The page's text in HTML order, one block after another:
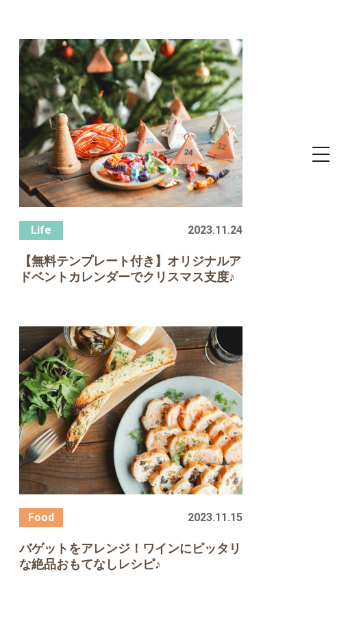
【無料テンプレート付き】オリジナルア
ドベントカレンダーでクリスマス支度♪
2023.11.24
バゲットをアレンジ！ワインにピッタリ
な絶品おもてなしレシピ♪
2023.11.15
toggle